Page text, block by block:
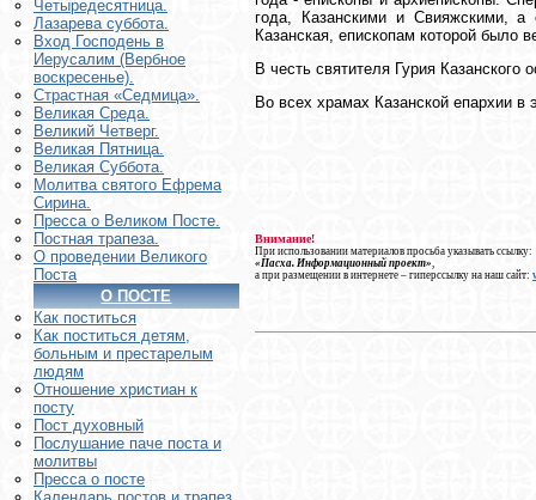
Четыредесятница.
Лазарева суббота.
Вход Господень в
Иерусалим (Вербное
воскресенье).
Страстная «Седмица».
Великая Среда.
Великий Четверг.
Великая Пятница.
Великая Суббота.
Молитва святого Ефрема
Сирина.
Пресса о Великом Посте.
Постная трапеза.
О проведении Великого
Поста
О ПОСТЕ
Как поститься
Как поститься детям,
больным и престарелым
людям
Отношение христиан к
посту
Пост духовный
Послушание паче поста и
молитвы
Пресса о посте
года, Казанскими и Свияжскими,
Казанская, епископам которой было
В честь святителя Гурия Казанского
Во всех храмах Казанской епархии
Внимание!
При использовании материалов просьба указывать ссылку:
«Пасха. Информационный проект»,
а при размещении в интернете – гиперссылку на наш сайт: